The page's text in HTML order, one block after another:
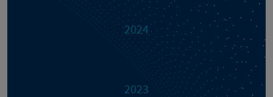
2024
2023